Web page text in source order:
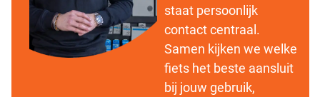
staat persoonlijk
contact centraal.
Samen kijken we welke
fiets het beste aansluit
bij jouw gebruik,